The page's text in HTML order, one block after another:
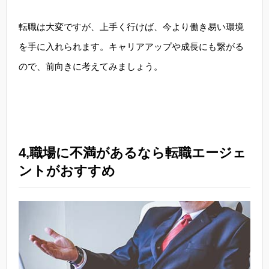
転職は大変ですが、上手く行けば、今より働き易い環境
を手に入れられます。キャリアアップや成長にも繋がる
ので、前向きに考えてみましょう。
4,職場に不満があるなら転職エージェ
ントがおすすめ